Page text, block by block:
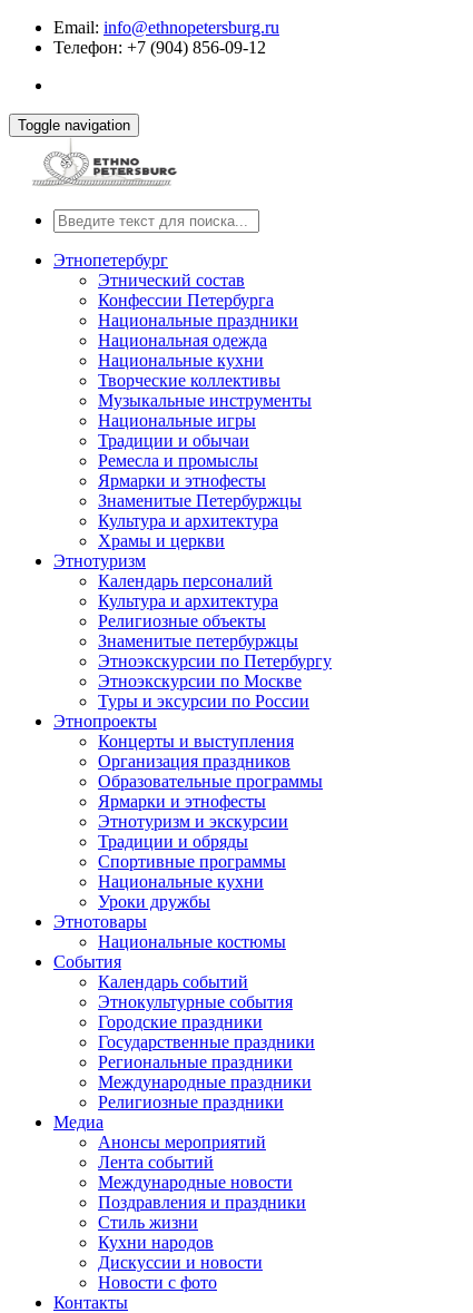
Email: info@ethnopetersburg.ru
Телефон: +7 (904) 856-09-12
Toggle navigation
Этнопетербург
Этнический состав
Конфессии Петербурга
Национальные праздники
Национальная одежда
Национальные кухни
Творческие коллективы
Музыкальные инструменты
Национальные игры
Традиции и обычаи
Ремесла и промыслы
Ярмарки и этнофесты
Знаменитые Петербуржцы
Культура и архитектура
Храмы и церкви
Этнотуризм
Календарь персоналий
Культура и архитектура
Религиозные объекты
Знаменитые петербуржцы
Этноэкскурсии по Петербургу
Этноэкскурсии по Москве
Туры и эксурсии по России
Этнопроекты
Концерты и выступления
Организация праздников
Образовательные программы
Ярмарки и этнофесты
Этнотуризм и экскурсии
Традиции и обряды
Спортивные программы
Национальные кухни
Уроки дружбы
Этнотовары
Национальные костюмы
События
Календарь событий
Этнокультурные события
Городские праздники
Государственные праздники
Региональные праздники
Международные праздники
Религиозные праздники
Медиа
Анонсы мероприятий
Лента событий
Международные новости
Поздравления и праздники
Cтиль жизни
Кухни народов
Дискуссии и новости
Новости с фото
Контакты